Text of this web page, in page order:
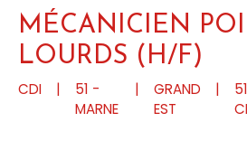
MÉCANICIEN
LOURDS (H/F)
CDI |
51 -
MARNE
|
GRAND
EST
|